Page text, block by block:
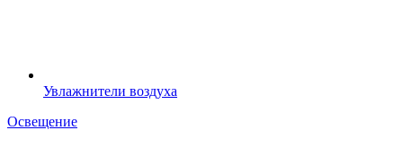
Увлажнители воздуха
Освещение